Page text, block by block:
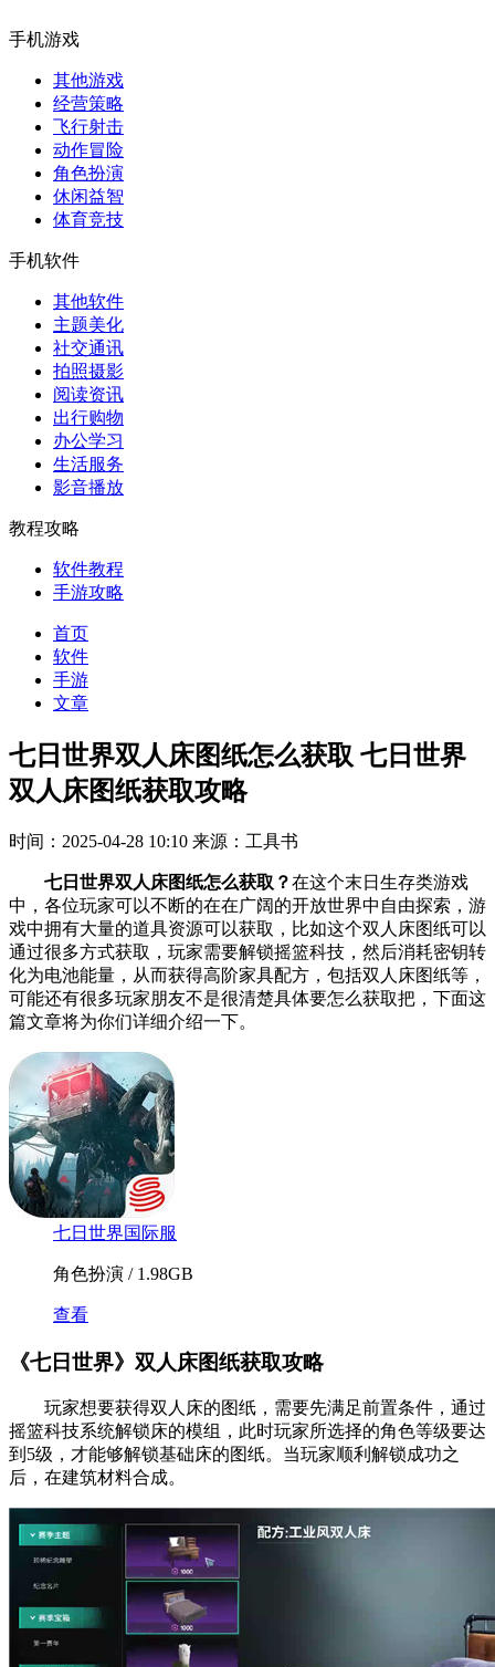
手机游戏
其他游戏
经营策略
飞行射击
动作冒险
角色扮演
休闲益智
体育竞技
手机软件
其他软件
主题美化
社交通讯
拍照摄影
阅读资讯
出行购物
办公学习
生活服务
影音播放
教程攻略
软件教程
手游攻略
首页
软件
手游
文章
七日世界双人床图纸怎么获取 七日世界
双人床图纸获取攻略
时间：2025-04-28 10:10 来源：工具书
七日世界双人床图纸怎么获取？在这个末日生存类游戏
中，各位玩家可以不断的在在广阔的开放世界中自由探索，游
戏中拥有大量的道具资源可以获取，比如这个双人床图纸可以
通过很多方式获取，玩家需要解锁摇篮科技，然后消耗密钥转
化为电池能量，从而获得高阶家具配方，包括双人床图纸‌等，
可能还有很多玩家朋友不是很清楚具体要怎么获取把，下面这
篇文章将为你们详细介绍一下。
七日世界国际服
角色扮演 / 1.98GB
查看
《七日世界》双人床图纸获取攻略
玩家想要获得双人床的图纸，需要先满足前置条件，通过
摇篮科技系统解锁床的模组，此时玩家所选择的角色等级要达
到5级，才能够解锁基础床的图纸。当玩家顺利解锁成功之
后，在建筑材料合成。